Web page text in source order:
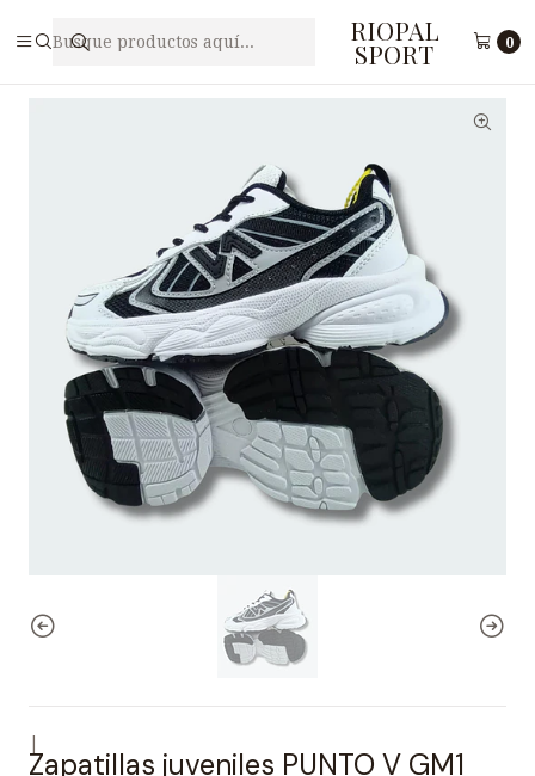
RIOPAL
SPORT 0
Zapatillas juveniles PUNTO V GM1
Zapatillas juveniles PUNTO V GM1